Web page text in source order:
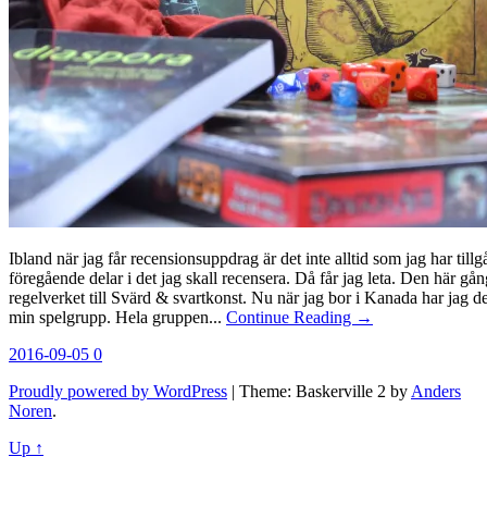
Ibland när jag får recensionsuppdrag är det inte alltid som jag har
föregående delar i det jag skall recensera. Då får jag leta. Den här
regelverket till Svärd & svartkonst. Nu när jag bor i Kanada har jag
min spelgrupp. Hela gruppen... Continue Reading →
2016-09-05 0
Proudly powered by WordPress | Theme: Baskerville 2 by Anders
Noren.
Up ↑